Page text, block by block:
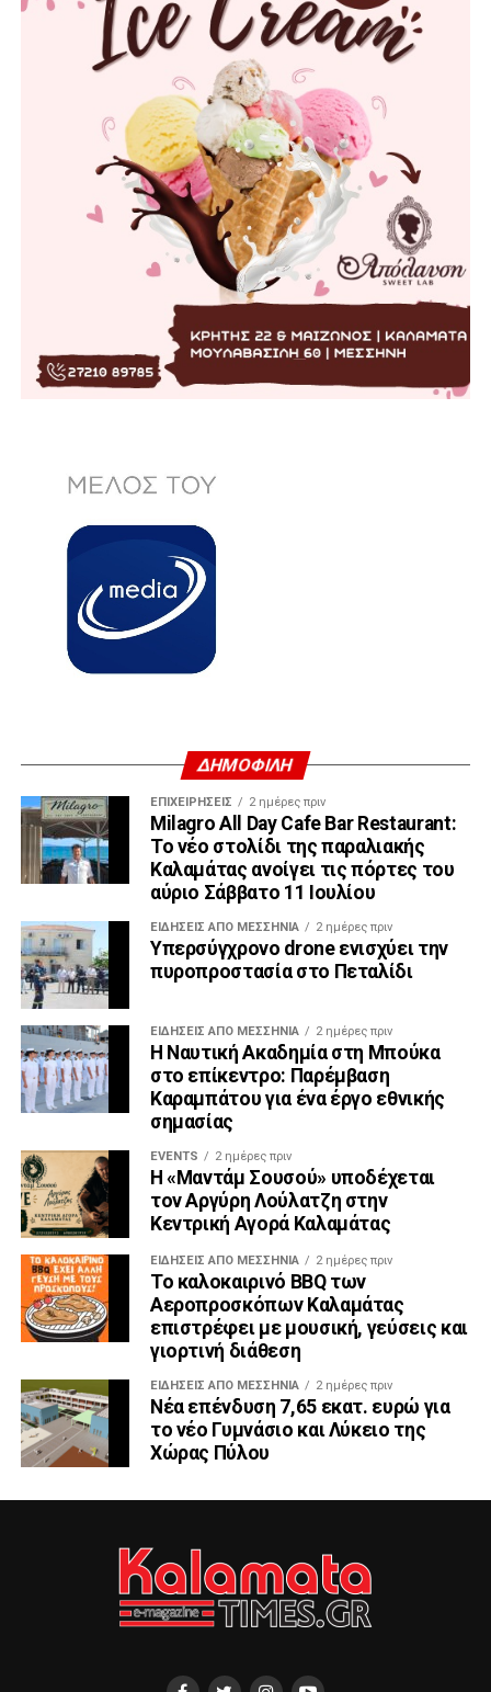
ΔΗΜΟΦΙΛΗ
ΕΠΙΧΕΙΡΉΣΕΙΣ 2 ημέρες πριν
Milagro All Day Cafe Bar Restaurant:
Το νέο στολίδι της παραλιακής
Καλαμάτας ανοίγει τις πόρτες του
αύριο Σάββατο 11 Ιουλίου
ΕΙΔΉΣΕΙΣ ΑΠΟ ΜΕΣΣΗΝΊΑ 2 ημέρες πριν
Υπερσύγχρονο drone ενισχύει την
πυροπροστασία στο Πεταλίδι
ΕΙΔΉΣΕΙΣ ΑΠΟ ΜΕΣΣΗΝΊΑ 2 ημέρες πριν
Η Ναυτική Ακαδημία στη Μπούκα
στο επίκεντρο: Παρέμβαση
Καραμπάτου για ένα έργο εθνικής
σημασίας
EVENTS 2 ημέρες πριν
Η «Μαντάμ Σουσού» υποδέχεται
τον Αργύρη Λούλατζη στην
Κεντρική Αγορά Καλαμάτας
ΕΙΔΉΣΕΙΣ ΑΠΟ ΜΕΣΣΗΝΊΑ 2 ημέρες πριν
Το καλοκαιρινό BBQ των
Αεροπροσκόπων Καλαμάτας
επιστρέφει με μουσική, γεύσεις και
γιορτινή διάθεση
ΕΙΔΉΣΕΙΣ ΑΠΟ ΜΕΣΣΗΝΊΑ 2 ημέρες πριν
Νέα επένδυση 7,65 εκατ. ευρώ για
το νέο Γυμνάσιο και Λύκειο της
Χώρας Πύλου